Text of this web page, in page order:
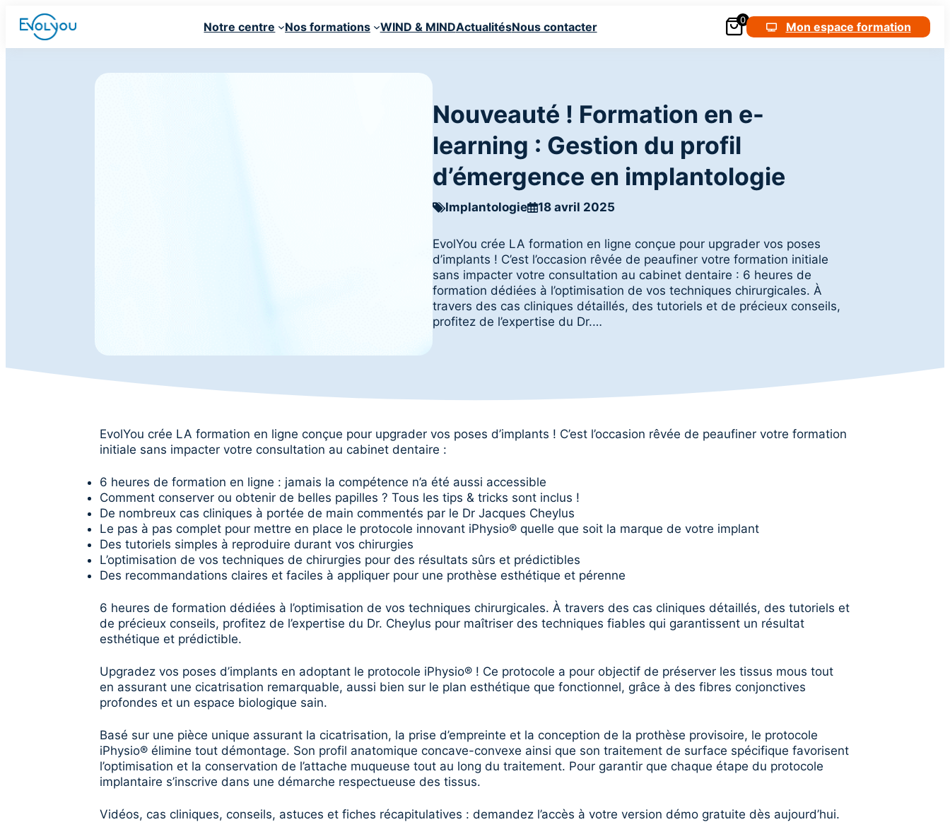
Au cœur de votre pratique Nous contacter +33 (0)6 18 25 05 05
Notre centre Nos formations WIND & MINDActualitésNous contacter
0
Mon espace formation
Nouveauté ! Formation en e-
learning : Gestion du profil
d’émergence en implantologie
Implantologie 18 avril 2025
EvolYou crée LA formation en ligne conçue pour upgrader vos poses
d’implants ! C’est l’occasion rêvée de peaufiner votre formation initiale
sans impacter votre consultation au cabinet dentaire : 6 heures de
formation dédiées à l’optimisation de vos techniques chirurgicales. À
travers des cas cliniques détaillés, des tutoriels et de précieux conseils,
profitez de l’expertise du Dr.…
EvolYou crée LA formation en ligne conçue pour upgrader vos poses d’implants ! C’est l’occasion rêvée de peaufiner votre formation
initiale sans impacter votre consultation au cabinet dentaire :
6 heures de formation en ligne : jamais la compétence n’a été aussi accessible
Comment conserver ou obtenir de belles papilles ? Tous les tips & tricks sont inclus !
De nombreux cas cliniques à portée de main commentés par le Dr Jacques Cheylus
Le pas à pas complet pour mettre en place le protocole innovant iPhysio® quelle que soit la marque de votre implant
Des tutoriels simples à reproduire durant vos chirurgies
L’optimisation de vos techniques de chirurgies pour des résultats sûrs et prédictibles
Des recommandations claires et faciles à appliquer pour une prothèse esthétique et pérenne
6 heures de formation dédiées à l’optimisation de vos techniques chirurgicales. À travers des cas cliniques détaillés, des tutoriels et
de précieux conseils, profitez de l’expertise du Dr. Cheylus pour maîtriser des techniques fiables qui garantissent un résultat
esthétique et prédictible.
Upgradez vos poses d’implants en adoptant le protocole iPhysio® ! Ce protocole a pour objectif de préserver les tissus mous tout
en assurant une cicatrisation remarquable, aussi bien sur le plan esthétique que fonctionnel, grâce à des fibres conjonctives
profondes et un espace biologique sain.
Basé sur une pièce unique assurant la cicatrisation, la prise d’empreinte et la conception de la prothèse provisoire, le protocole
iPhysio® élimine tout démontage. Son profil anatomique concave-convexe ainsi que son traitement de surface spécifique favorisent
l’optimisation et la conservation de l’attache muqueuse tout au long du traitement. Pour garantir que chaque étape du protocole
implantaire s’inscrive dans une démarche respectueuse des tissus.
Vidéos, cas cliniques, conseils, astuces et fiches récapitulatives : demandez l’accès à votre version démo gratuite dès aujourd’hui.